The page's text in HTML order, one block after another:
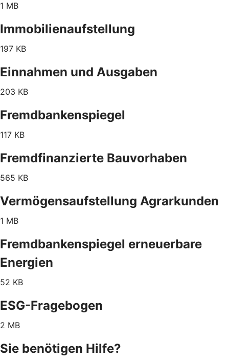
1 MB
Immobilienaufstellung
197 KB
Einnahmen und Ausgaben
203 KB
Fremdbankenspiegel
117 KB
Fremdfinanzierte Bauvorhaben
565 KB
Vermögensaufstellung Agrarkunden
1 MB
Fremdbankenspiegel erneuerbare
Energien
52 KB
ESG-Fragebogen
2 MB
Sie benötigen Hilfe?